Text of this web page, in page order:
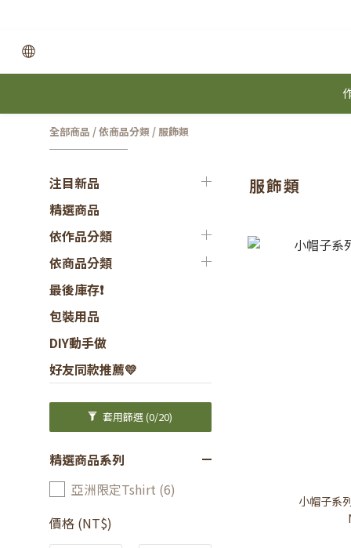
全部商品 /依商品分類 /服飾類
注目新品
精選商品
依作品分類
依商品分類
最後庫存❗
包裝用品
DIY動手做
好友同款推薦💛
套用篩選(0/20)
精選商品系列
亞洲限定Tshirt (6)
價格 (NT$)
服飾類
小帽子系